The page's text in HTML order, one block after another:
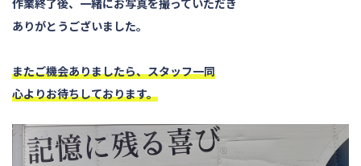
ありがとうございました。
またご機会ありましたら、スタッフ一同
心よりお待ちしております。